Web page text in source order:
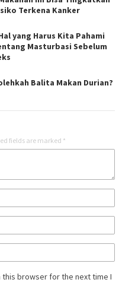
Terkena Kanker
yang Harus Kita Pahami
Masturbasi Sebelum
Balita Makan Durian?
fields are marked *
this browser for the next time I